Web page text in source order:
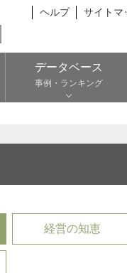
ヘルプ サイトマ
データベース
事例・ランキング
経営の知恵